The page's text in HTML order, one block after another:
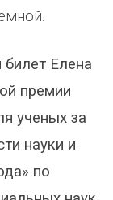
Елена
премии
ученых за
науки и
по